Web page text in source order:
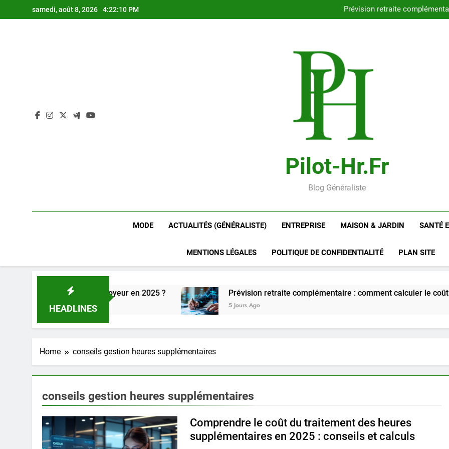
to
samedi, août 8, 2026 4:22:10 PM
Prévision retraite
Épargne salariale :
Pilot-Hr.fr
Blog Généraliste
MODE ACTUALITÉS (GÉNÉRALISTE) ENTREPRISE MAISON & JARDIN SANTÉ
MENTIONS LÉGALES POLITIQUE DE CONFIDENTIALITÉ PLAN SITE
HEADLINES
pour un employeur en 2025 ? Prévision retraite complémentaire : comment calculer le coût
5 Jours Ago
Home conseils gestion heures supplémentaires
conseils gestion heures supplémentaires
Comprendre le coût du traitement des heures
supplémentaires en 2025 : conseils et calculs